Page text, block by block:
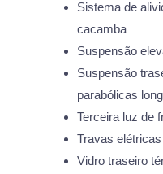
Sistema de
cacamba
Suspensão
Suspensão
parabólicas
Terceira luz de
Travas elétricas
Vidro traseiro